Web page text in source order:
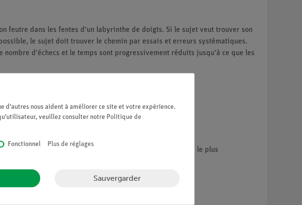
feutre dans les fentes d'un labyrinthe de doigts. Si le sujet veut trouver son
le sujet doit trouver le chemin par essais et erreurs systématiques.
d'échecs et le temps sont progressivement réduits jusqu'à ce que les
le labyrinthe (1) avec le plus petit nombre d'erreurs et (2) le plus
d'autres nous aident à améliorer ce site et votre expérience.
veuillez consulter notre Politique de
Fonctionnel Plus de réglages
Sauvergarder